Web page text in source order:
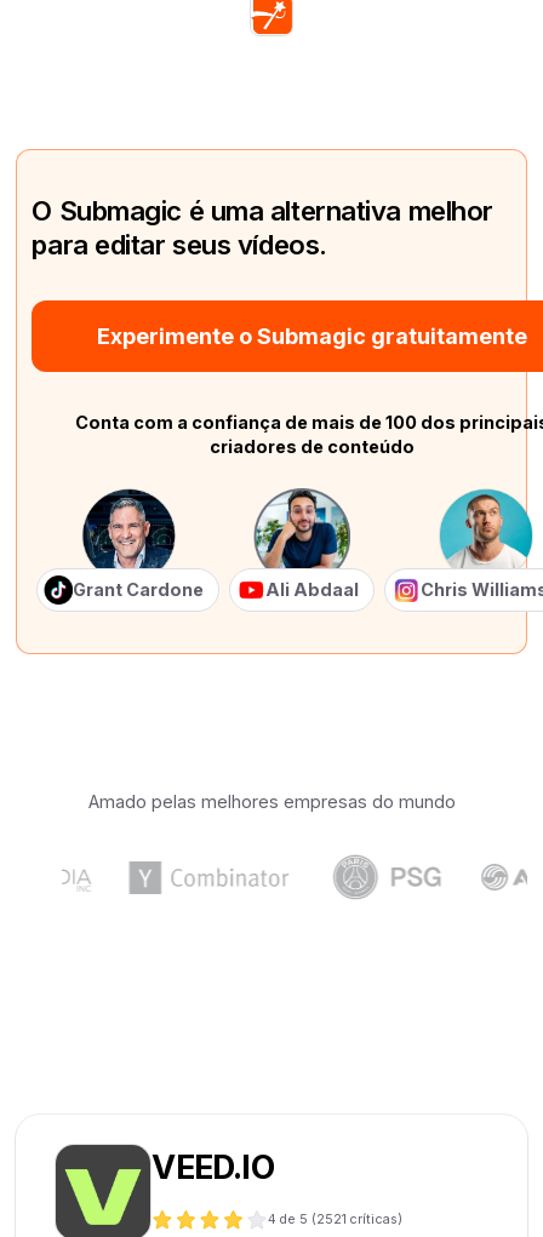
O Submagic é uma alternativa melhor
para editar seus vídeos.
Experimente o Submagic gratuitamente
Conta com a confiança de mais de 100 dos
criadores de conteúdo
Grant Cardone Ali Abdaal Chris
Amado pelas melhores empresas do mundo
VEED.IO
4 de 5 (2521 críticas)